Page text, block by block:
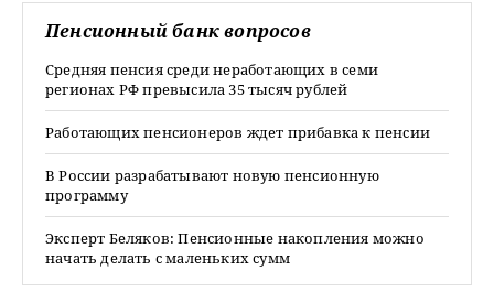
Пенсионный банк вопросов
Средняя пенсия среди неработающих в семи
регионах РФ превысила 35 тысяч рублей
Работающих пенсионеров ждет прибавка к пенсии
В России разрабатывают новую пенсионную
программу
Эксперт Беляков: Пенсионные накопления можно
начать делать с маленьких сумм